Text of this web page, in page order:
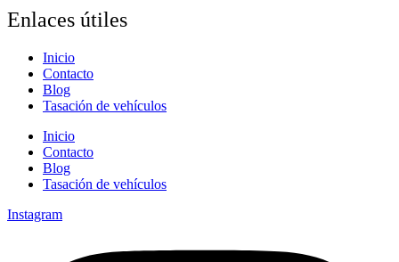
Enlaces útiles
Inicio
Contacto
Blog
Tasación de vehículos
Inicio
Contacto
Blog
Tasación de vehículos
Instagram